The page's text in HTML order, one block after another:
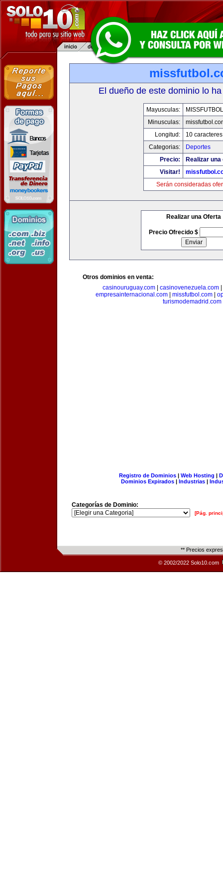
El dueño de este dominio lo
Mayusculas:
Minusculas:
Longitud:
10 caracteres
Categorias:
Deportes
Precio:
Realizar
Visitar!
Serán consideradas
Realizar una Oferta
Precio Ofrecido $
Otros dominios en venta:
casinouruguay.com| casinovenezuela.com|
empresainternacional.com| missfutbol.com|
turismodemadrid.com
Registro de Dominios| Web Hosting |
Dominios Expirados | Industrias |
Categorías de Dominio:
[Pág.
** Precios
© 2002/2022 Solo10.com